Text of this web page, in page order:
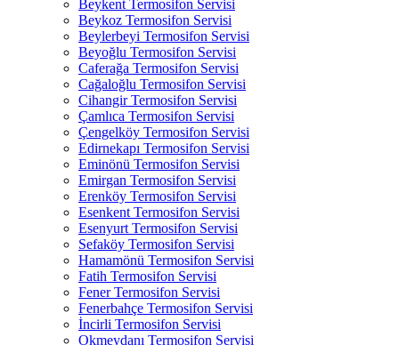
Beykent Termosifon Servisi
Beykoz Termosifon Servisi
Beylerbeyi Termosifon Servisi
Beyoğlu Termosifon Servisi
Caferağa Termosifon Servisi
Cağaloğlu Termosifon Servisi
Cihangir Termosifon Servisi
Çamlıca Termosifon Servisi
Çengelköy Termosifon Servisi
Edirnekapı Termosifon Servisi
Eminönü Termosifon Servisi
Emirgan Termosifon Servisi
Erenköy Termosifon Servisi
Esenkent Termosifon Servisi
Esenyurt Termosifon Servisi
Sefaköy Termosifon Servisi
Hamamönü Termosifon Servisi
Fatih Termosifon Servisi
Fener Termosifon Servisi
Fenerbahçe Termosifon Servisi
İncirli Termosifon Servisi
Okmeydanı Termosifon Servisi